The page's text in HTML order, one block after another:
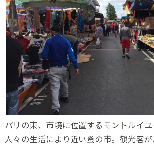
パリの東、市境に位置するモントルイユ
人々の生活により近い蚤の市。観光客